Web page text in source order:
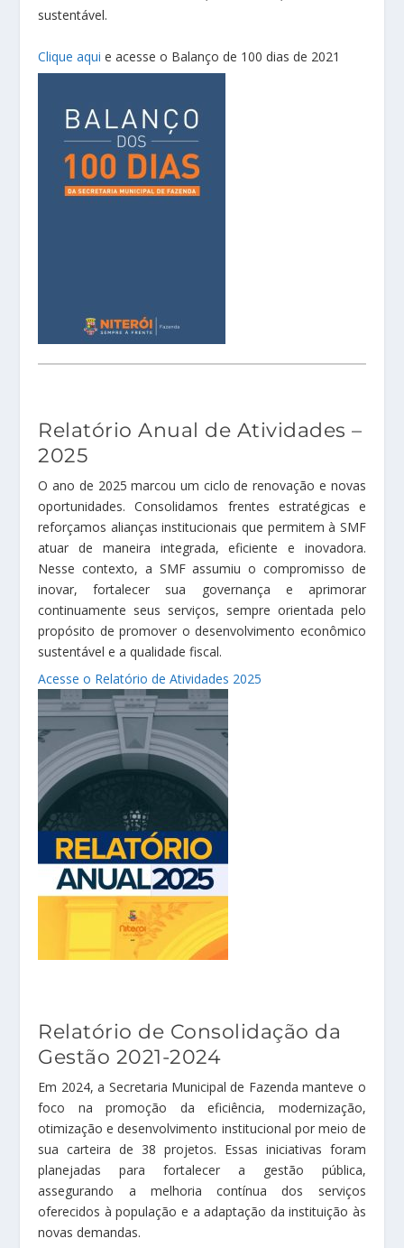
sustentável.
Clique aqui e acesse o Balanço de 100 dias de 2021
Relatório Anual de Atividades –
2025
O ano de 2025 marcou um ciclo de renovação e novas
oportunidades. Consolidamos frentes estratégicas e
reforçamos alianças institucionais que permitem à SMF
atuar de maneira integrada, eficiente e inovadora.
Nesse contexto, a SMF assumiu o compromisso de
inovar, fortalecer sua governança e aprimorar
continuamente seus serviços, sempre orientada pelo
propósito de promover o desenvolvimento econômico
sustentável e a qualidade fiscal.
Acesse o Relatório de Atividades 2025
Relatório de Consolidação da
Gestão 2021-2024
Em 2024, a Secretaria Municipal de Fazenda manteve o
foco na promoção da eficiência, modernização,
otimização e desenvolvimento institucional por meio de
sua carteira de 38 projetos. Essas iniciativas foram
planejadas para fortalecer a gestão pública,
assegurando a melhoria contínua dos serviços
oferecidos à população e a adaptação da instituição às
novas demandas.